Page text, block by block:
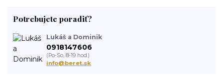
Potrebujete poradiť?
Lukáš a Dominik
0918147606
(Po-So, 8-19 hod.)
info@beret.sk